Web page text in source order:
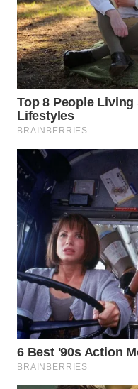
WN
INDRAMAYU
WN
WN
MAJALENGKA
WN
SUBANG
WN
SUKABUMI
WN
PURWAKARTA
WN
PRIANGAN
TIMUR